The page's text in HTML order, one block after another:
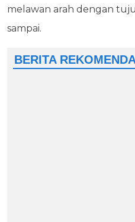
melawan arah dengan
sampai.